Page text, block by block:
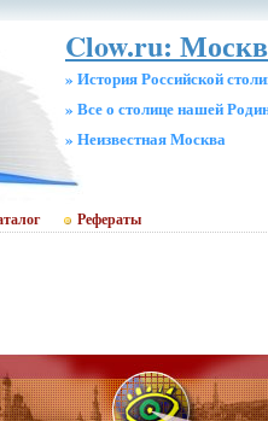
Clow.ru:
» История Российской
» Все о столице нашей
» Неизвестная Москва
Рефераты